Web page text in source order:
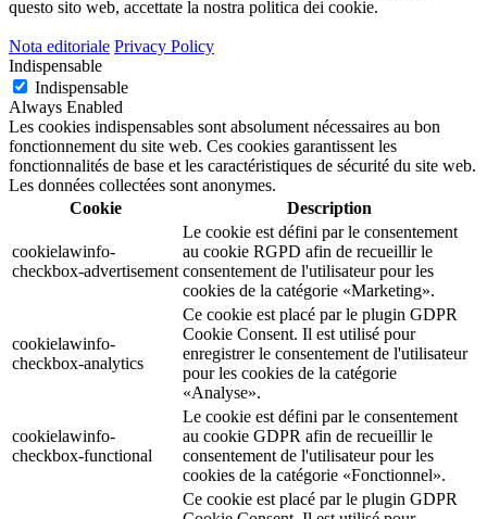
questo sito web, accettate la nostra politica dei cookie.
Nota editoriale Privacy Policy
Indispensable
Indispensable
Always Enabled
Les cookies indispensables sont absolument nécessaires au bon
fonctionnement du site web. Ces cookies garantissent les
fonctionnalités de base et les caractéristiques de sécurité du site web.
Les données collectées sont anonymes.
Cookie
Description
cookielawinfo-
checkbox-advertisement
Le cookie est défini par le consentement
au cookie RGPD afin de recueillir le
consentement de l'utilisateur pour les
cookies de la catégorie «Marketing».
cookielawinfo-
checkbox-analytics
Ce cookie est placé par le plugin GDPR
Cookie Consent. Il est utilisé pour
enregistrer le consentement de l'utilisateur
pour les cookies de la catégorie
«Analyse».
cookielawinfo-
checkbox-functional
Le cookie est défini par le consentement
au cookie GDPR afin de recueillir le
consentement de l'utilisateur pour les
cookies de la catégorie «Fonctionnel».
Ce cookie est placé par le plugin GDPR